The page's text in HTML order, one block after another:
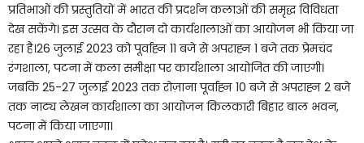
प्रतिभाओं की प्रस्तुतियों में भारत की प्रदर्शन कलाओं की समृद्ध विविधता
देख सकेंगे। इस उत्सव के दौरान दो कार्यशालाओं का आयोजन भी किया जा
रहा है।26 जुलाई 2023 को पूर्वाह्न 11 बजे से अपराह्न 1 बजे तक प्रेमचंद
रंगशाला, पटना में कला समीक्षा पर कार्यशाला आयोजित की जाएगी।
जबकि 25-27 जुलाई 2023 तक रोज़ाना पूर्वाह्न 10 बजे से अपराह्न 2 बजे
तक नाट्य लेखन कार्यशाला का आयोजन किलकारी बिहार बाल भवन,
पटना में किया जाएगा।